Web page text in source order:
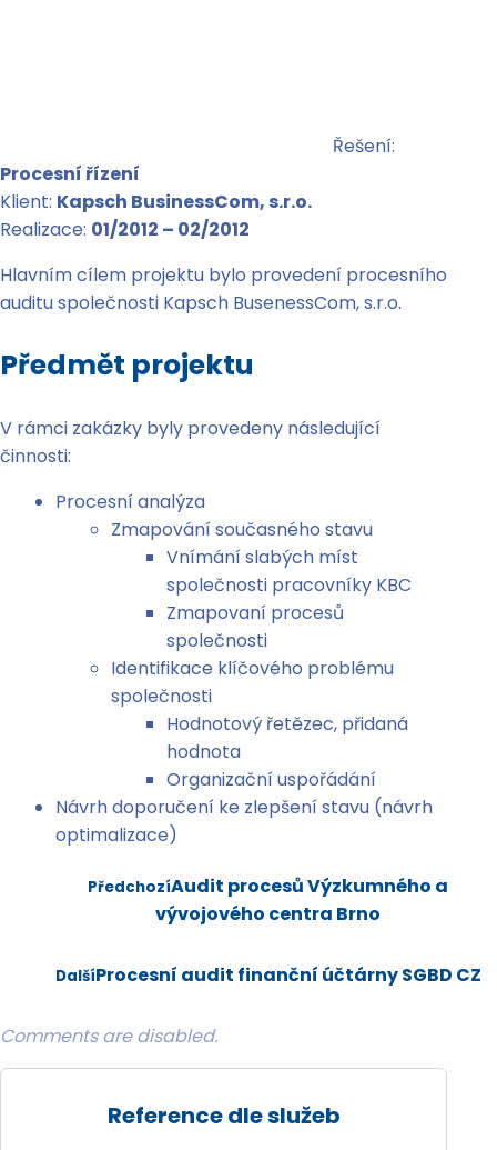
Řešení:
Procesní řízení
Klient: Kapsch BusinessCom, s.r.o.
Realizace: 01/2012 – 02/2012
Hlavním cílem projektu bylo provedení procesního
auditu společnosti Kapsch BusenessCom, s.r.o.
Předmět projektu
V rámci zakázky byly provedeny následující
činnosti:
Procesní analýza
Zmapování současného stavu
Vnímání slabých míst
společnosti pracovníky KBC
Zmapovaní procesů
společnosti
Identifikace klíčového problému
společnosti
Hodnotový řetězec, přidaná
hodnota
Organizační uspořádání
Návrh doporučení ke zlepšení stavu (návrh
optimalizace)
PředchozíAudit procesů Výzkumného a
vývojového centra Brno
DalšíProcesní audit finanční účtárny SGBD CZ
Comments are disabled.
Reference dle služeb